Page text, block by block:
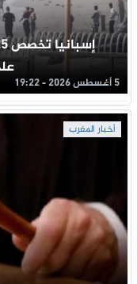
5 أغسطس 2026 - 19:22
أخبار المغرب